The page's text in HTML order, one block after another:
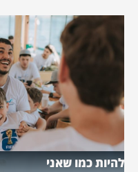
להיות כמו שאני